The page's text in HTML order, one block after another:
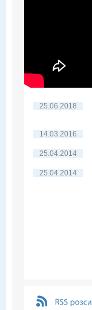
25.06.2018
14.03.2016
25.04.2014
25.04.2014